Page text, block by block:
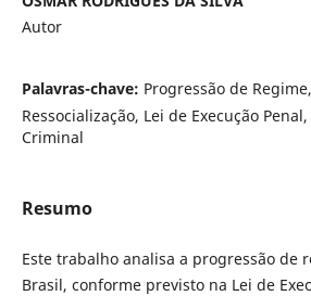
Autor
Palavras-chave: Progressão de
Ressocialização, Lei de Execução
Criminal
Resumo
Este trabalho analisa a progressão de
Brasil, conforme previsto na Lei de